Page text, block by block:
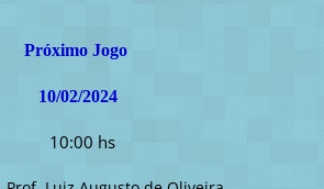
Próximo Jogo
10/02/2024
10:00 hs